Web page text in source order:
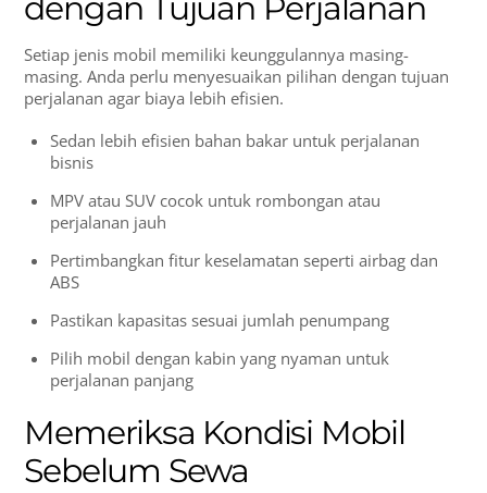
dengan Tujuan Perjalanan
Setiap jenis mobil memiliki keunggulannya masing-
masing. Anda perlu menyesuaikan pilihan dengan tujuan
perjalanan agar biaya lebih efisien.
Sedan lebih efisien bahan bakar untuk perjalanan
bisnis
MPV atau SUV cocok untuk rombongan atau
perjalanan jauh
Pertimbangkan fitur keselamatan seperti airbag dan
ABS
Pastikan kapasitas sesuai jumlah penumpang
Pilih mobil dengan kabin yang nyaman untuk
perjalanan panjang
Memeriksa Kondisi Mobil
Sebelum Sewa